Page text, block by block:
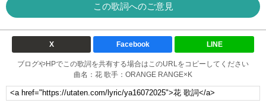
この歌詞へのご意見
X Facebook LINE
ブログやHPでこの歌詞を共有する場合はこのURLをコピーしてください
曲名：花 歌手：ORANGE RANGE×K